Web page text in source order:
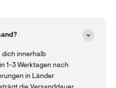
dich innerhalb
1-3 Werktagen nach
in Länder